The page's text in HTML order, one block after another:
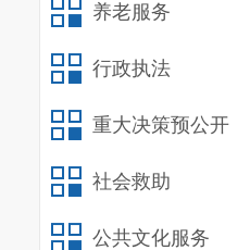
养老服务
行政执法
重大决策预公开
社会救助
公共文化服务